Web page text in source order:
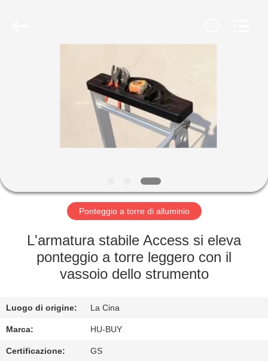
GIRO
FABBRICA
CONTROLLO
QUALITÀ
CONTATTICI
Ponteggio a torre di alluminio
L'armatura stabile Access si eleva
ponteggio a torre leggero con il
vassoio dello strumento
Luogo di origine: La Cina
Marca: HU-BUY
Certificazione: GS